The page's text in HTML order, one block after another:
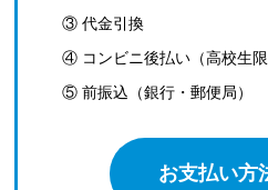
③ 代金引換
④ コンビニ後払い（高校生限
⑤ 前振込（銀行・郵便局）
お支払い方